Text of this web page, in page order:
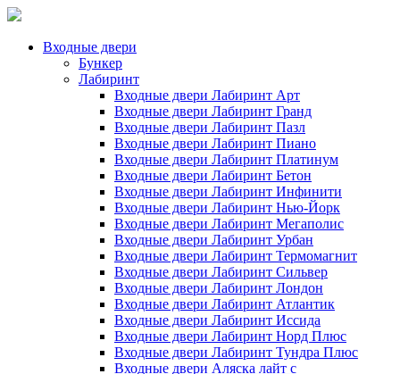
Входные двери
Бункер
Лабиринт
Входные двери Лабиринт Арт
Входные двери Лабиринт Гранд
Входные двери Лабиринт Пазл
Входные двери Лабиринт Пиано
Входные двери Лабиринт Платинум
Входные двери Лабиринт Бетон
Входные двери Лабиринт Инфинити
Входные двери Лабиринт Нью-Йорк
Входные двери Лабиринт Мегаполис
Входные двери Лабиринт Урбан
Входные двери Лабиринт Термомагнит
Входные двери Лабиринт Сильвер
Входные двери Лабиринт Лондон
Входные двери Лабиринт Атлантик
Входные двери Лабиринт Иссида
Входные двери Лабиринт Норд Плюс
Входные двери Лабиринт Тундра Плюс
Входные двери Аляска лайт с